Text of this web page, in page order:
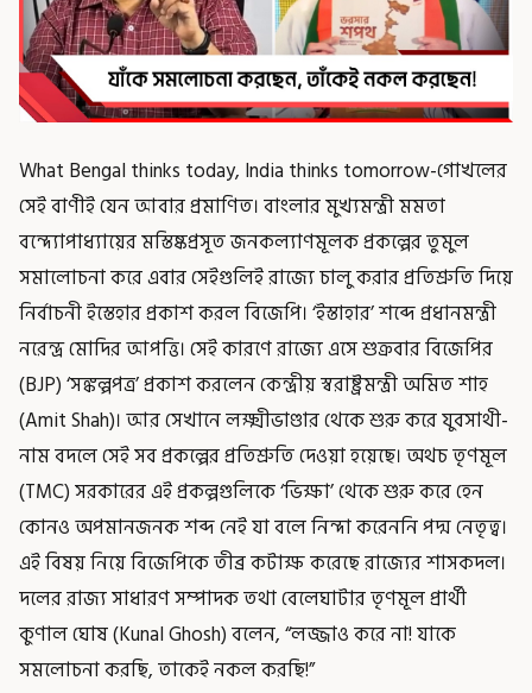
What Bengal thinks today, India thinks tomorrow-গোখলের
সেই বাণীই যেন আবার প্রমাণিত। বাংলার মুখ্যমন্ত্রী মমতা
বন্দ্যোপাধ্যায়ের মস্তিষ্কপ্রসূত জনকল্যাণমূলক প্রকল্পের তুমুল
সমালোচনা করে এবার সেইগুলিই রাজ্যে চালু করার প্রতিশ্রুতি দিয়ে
নির্বাচনী ইস্তেহার প্রকাশ করল বিজেপি। ‘ইস্তাহার’ শব্দে প্রধানমন্ত্রী
নরেন্দ্র মোদির আপত্তি। সেই কারণে রাজ্যে এসে শুক্রবার বিজেপির
(BJP) ‘সঙ্কল্পপত্র’ প্রকাশ করলেন কেন্দ্রীয় স্বরাষ্ট্রমন্ত্রী অমিত শাহ
(Amit Shah)। আর সেখানে লক্ষ্মীভাণ্ডার থেকে শুরু করে যুবসাথী-
নাম বদলে সেই সব প্রকল্পের প্রতিশ্রুতি দেওয়া হয়েছে। অথচ তৃণমূল
(TMC) সরকারের এই প্রকল্পগুলিকে ‘ভিক্ষা’ থেকে শুরু করে হেন
কোনও অপমানজনক শব্দ নেই যা বলে নিন্দা করেননি পদ্ম নেতৃত্ব।
এই বিষয় নিয়ে বিজেপিকে তীব্র কটাক্ষ করেছে রাজ্যের শাসকদল।
দলের রাজ্য সাধারণ সম্পাদক তথা বেলেঘাটার তৃণমূল প্রার্থী
কুণাল ঘোষ (Kunal Ghosh) বলেন, “লজ্জাও করে না! যাকে
সমলোচনা করছি, তাকেই নকল করছি!”